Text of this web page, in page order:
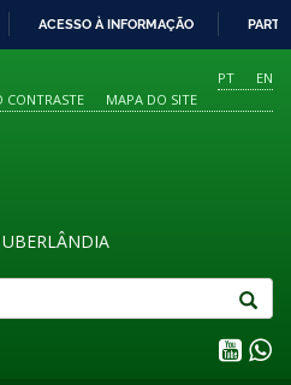
O
CONTEÚDO
ACESSO À INFORMAÇÃO
PT
EN
CONTRASTE MAPA DO SITE